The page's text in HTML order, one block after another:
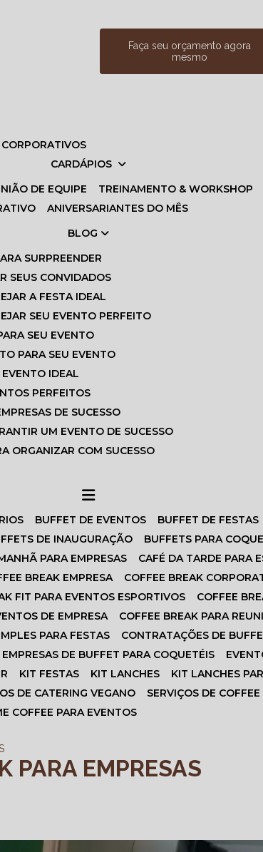
Faça seu orçamento agora
mesmo
CORPORATIVOS
CARDÁPIOS
DE EQUIPE TREINAMENTO & WORKSHOP
ANIVERSARIANTES DO MÊS
BLOG
SURPREENDER
SEUS CONVIDADOS
A FESTA IDEAL
SEU EVENTO PERFEITO
SEU EVENTO
PARA SEU EVENTO
EVENTO IDEAL
PERFEITOS
DE SUCESSO
UM EVENTO DE SUCESSO
ORGANIZAR COM SUCESSO
BUFFET DE EVENTOS BUFFET DE FESTAS
DE INAUGURAÇÃO
BUFFETS PARA
PARA EMPRESAS CAFÉ DA TARDE PARA
BREAK EMPRESA
COFFEE BREAK
FIT PARA EVENTOS ESPORTIVOS
COFFEE
DE EMPRESA
COFFEE BREAK PARA
PARA FESTAS CONTRATAÇÕES DE
EMPRESAS DE BUFFET PARA COQUETÉIS
KIT FESTAS KIT LANCHES KIT LANCHES
DE CATERING VEGANO
SERVIÇOS DE
COFFEE PARA EVENTOS
PARA EMPRESAS